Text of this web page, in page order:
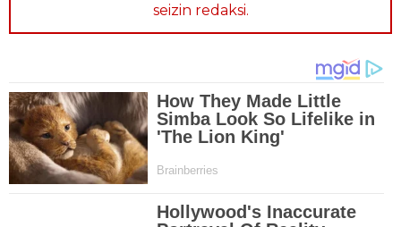
seizin redaksi.